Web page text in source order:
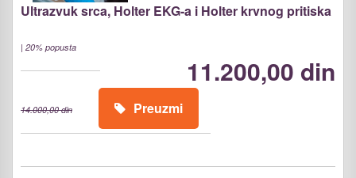
Ultrazvuk srca, Holter EKG-a i Holter krvnog pritiska
| 20% popusta
11.200,00 din
14.000,00 din Preuzmi